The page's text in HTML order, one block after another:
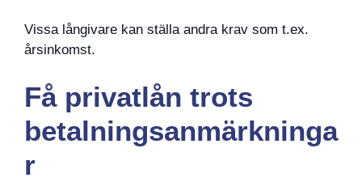
Vissa långivare kan ställa andra krav som t.ex.
årsinkomst.
Få privatlån trots
betalningsanmärkninga
r